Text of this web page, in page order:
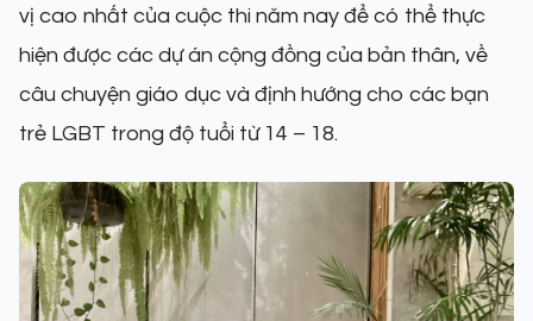
vị cao nhất của cuộc thi năm nay để có thể thực
hiện được các dự án cộng đồng của bản thân, về
câu chuyện giáo dục và định hướng cho các bạn
trẻ LGBT trong độ tuổi từ 14 – 18.